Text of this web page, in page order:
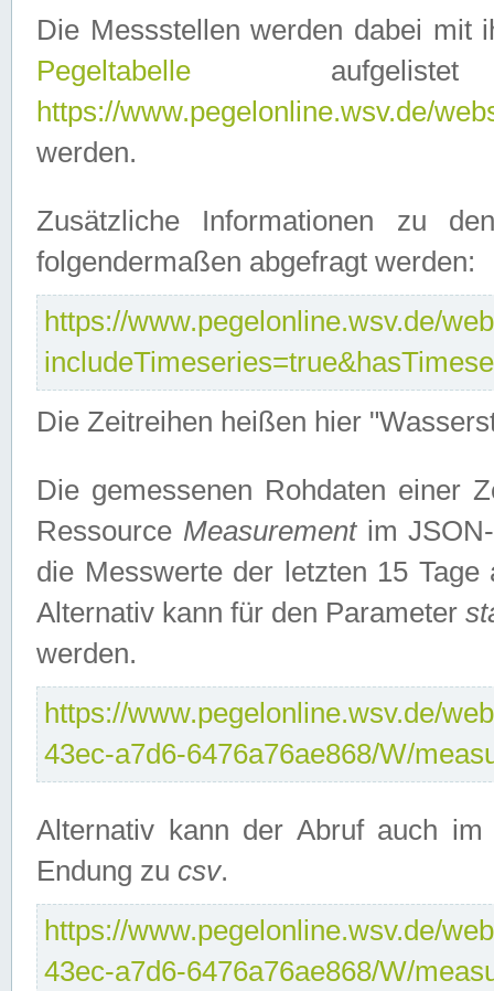
Die Messstellen werden dabei mit
Pegeltabelle
https://www.pegelonline.wsv.de/
werden.
Zusätzliche Informationen zu
folgendermaßen abgefragt werden:
https://www.pegelonline.wsv.de/
Die Zeitreihen heißen hier
Die gemessenen Rohdaten einer
Ressource Measurementim JSON-
die Messwerte der letzten 15
Alternativ kann für den Parameter
werden.
https://www.pegelonline.wsv.de/
43ec-a7d6-6476a76ae868/W/
Alternativ kann der Abruf auch
Endung zu csv.
https://www.pegelonline.wsv.de/
43ec-a7d6-6476a76ae868/W/